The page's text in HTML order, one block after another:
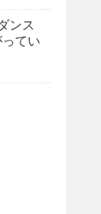
ンス
てい